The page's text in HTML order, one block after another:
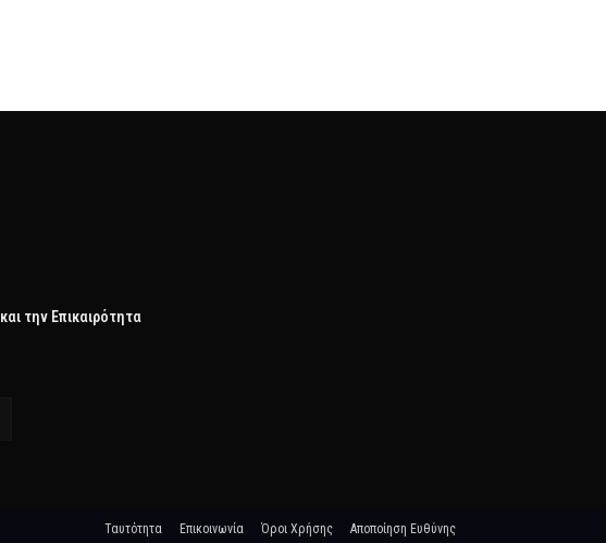
την Επικαιρότητα
Ταυτότητα Επικοινωνία Όροι Χρήσης Αποποίηση Ευθύνης